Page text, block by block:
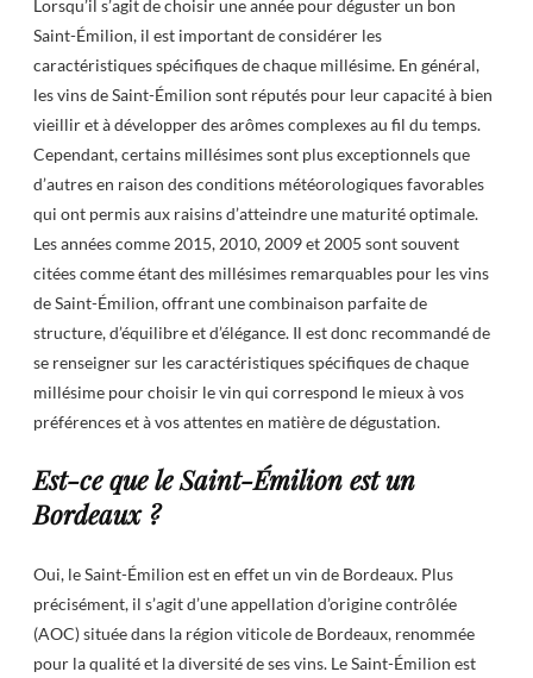
Lorsqu’il s’agit de choisir une année pour déguster un bon
Saint-Émilion, il est important de considérer les
caractéristiques spécifiques de chaque millésime. En général,
les vins de Saint-Émilion sont réputés pour leur capacité à bien
vieillir et à développer des arômes complexes au fil du temps.
Cependant, certains millésimes sont plus exceptionnels que
d’autres en raison des conditions météorologiques favorables
qui ont permis aux raisins d’atteindre une maturité optimale.
Les années comme 2015, 2010, 2009 et 2005 sont souvent
citées comme étant des millésimes remarquables pour les vins
de Saint-Émilion, offrant une combinaison parfaite de
structure, d’équilibre et d’élégance. Il est donc recommandé de
se renseigner sur les caractéristiques spécifiques de chaque
millésime pour choisir le vin qui correspond le mieux à vos
préférences et à vos attentes en matière de dégustation.
Est-ce que le Saint-Émilion est un
Bordeaux ?
Oui, le Saint-Émilion est en effet un vin de Bordeaux. Plus
précisément, il s’agit d’une appellation d’origine contrôlée
(AOC) située dans la région viticole de Bordeaux, renommée
pour la qualité et la diversité de ses vins. Le Saint-Émilion est